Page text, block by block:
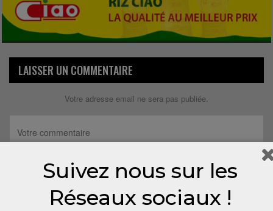
LAISSER UN COMMENTAIRE
Votre adresse email ne sera pas publiée.
Suivez nous sur les
Réseaux sociaux !